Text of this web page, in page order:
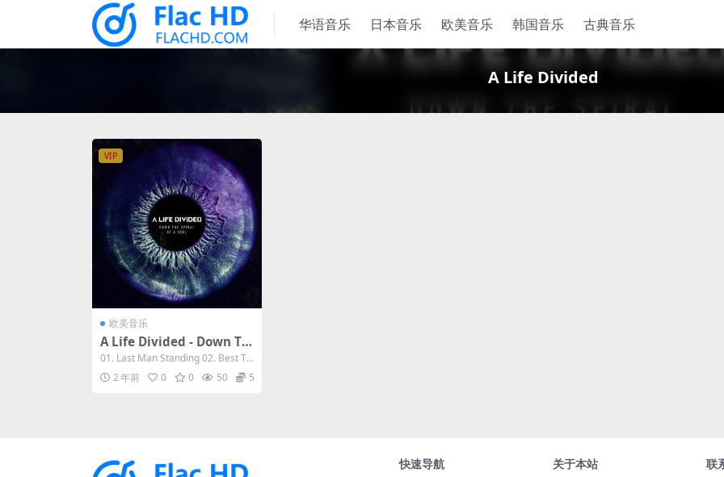
华语音乐 日本音乐 欧美音乐 韩国音乐 古典音乐
A Life Divided
VIP
欧美音乐
A Life Divided - Down Th
e Spiral Of A Soul 2023 [2
4Bit/44.1Hz] [Hi-Res Flac
580MB]
01. Last Man Standing 02. Best Ti
me 03. ...
2 年前 0 0 50 5
快速导航
关于本站
联